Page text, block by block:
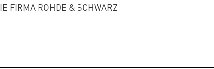
FIRMA ROHDE & SCHWARZ